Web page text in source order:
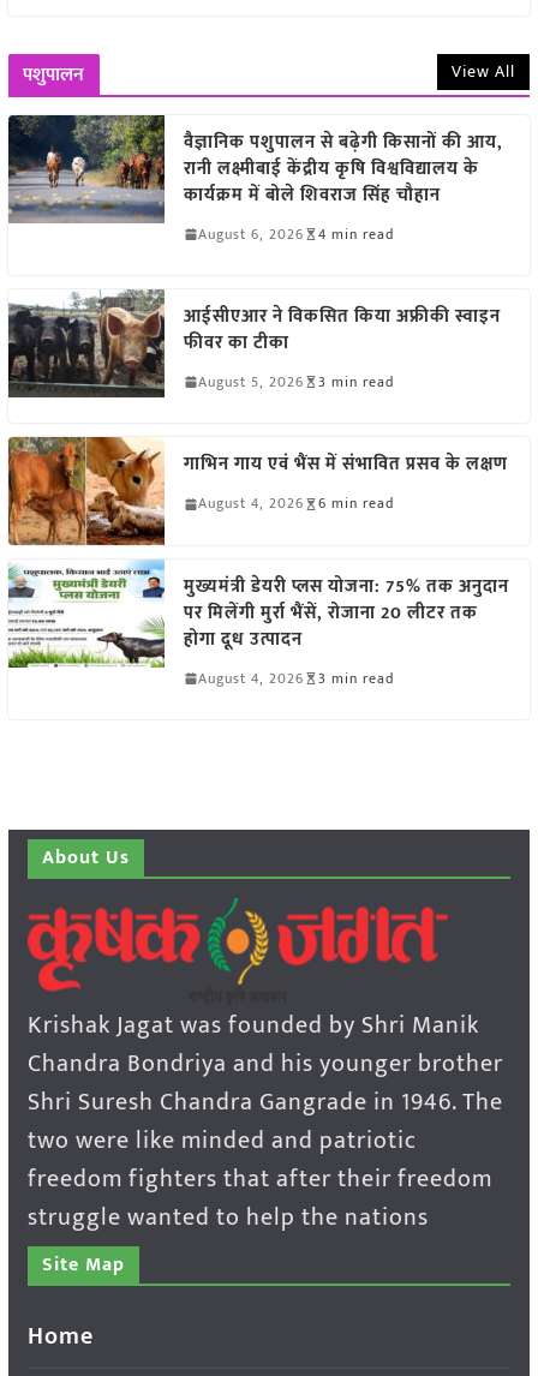
पशुपालन View All
वैज्ञानिक पशुपालन से बढ़ेगी किसानों की आय,
रानी लक्ष्मीबाई केंद्रीय कृषि विश्वविद्यालय के
कार्यक्रम में बोले शिवराज सिंह चौहान
August 6, 2026 4 min read
आईसीएआर ने विकसित किया अफ्रीकी स्वाइन
फीवर का टीका
August 5, 2026 3 min read
गाभिन गाय एवं भैंस में संभावित प्रसव के लक्षण
August 4, 2026 6 min read
मुख्यमंत्री डेयरी प्लस योजना: 75% तक अनुदान
पर मिलेंगी मुर्रा भैंसें, रोजाना 20 लीटर तक
होगा दूध उत्पादन
August 4, 2026 3 min read
About Us
Krishak Jagat was founded by Shri Manik
Chandra Bondriya and his younger brother
Shri Suresh Chandra Gangrade in 1946. The
two were like minded and patriotic
freedom fighters that after their freedom
struggle wanted to help the nations
Site Map
Home